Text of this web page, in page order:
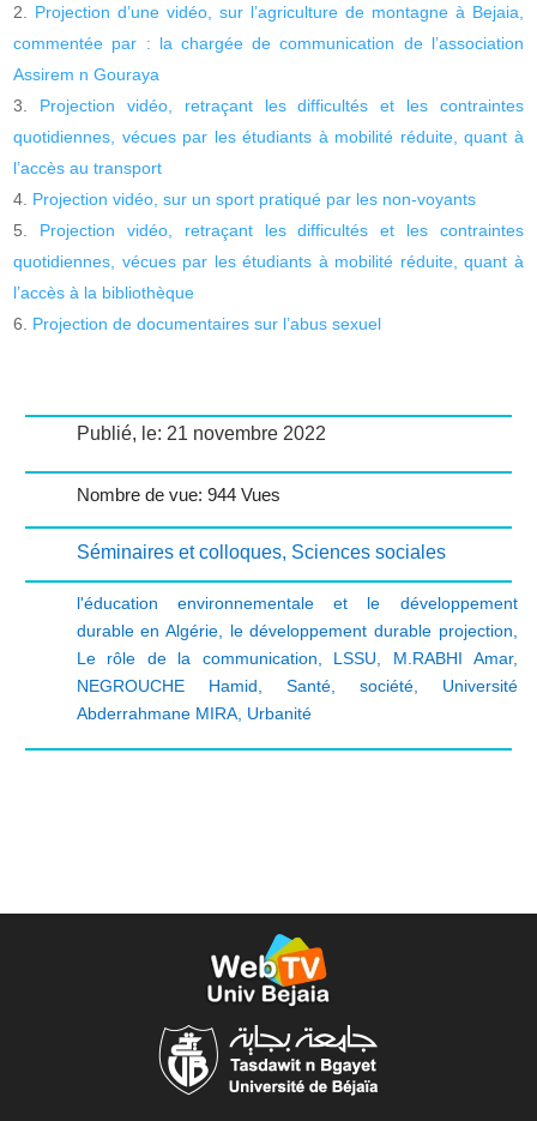
Projection d’une vidéo, sur l’agriculture de montagne à Bejaia,
commentée par : la chargée de communication de l’association
Assirem n Gouraya
Projection vidéo, retraçant les difficultés et les contraintes
quotidiennes, vécues par les étudiants à mobilité réduite, quant à
l’accès au transport
Projection vidéo, sur un sport pratiqué par les non-voyants
Projection vidéo, retraçant les difficultés et les contraintes
quotidiennes, vécues par les étudiants à mobilité réduite, quant à
l’accès à la bibliothèque
Projection de documentaires sur l’abus sexuel
Publié, le: 21 novembre 2022
Nombre de vue: 944 Vues
Séminaires et colloques, Sciences sociales
l'éducation environnementale et le développement
durable en Algérie, le développement durable projection
Le rôle de la communication
LSSU M.RABHI Amar,
NEGROUCHE Hamid
Santé, société, Université
Abderrahmane MIRA, Urbanité